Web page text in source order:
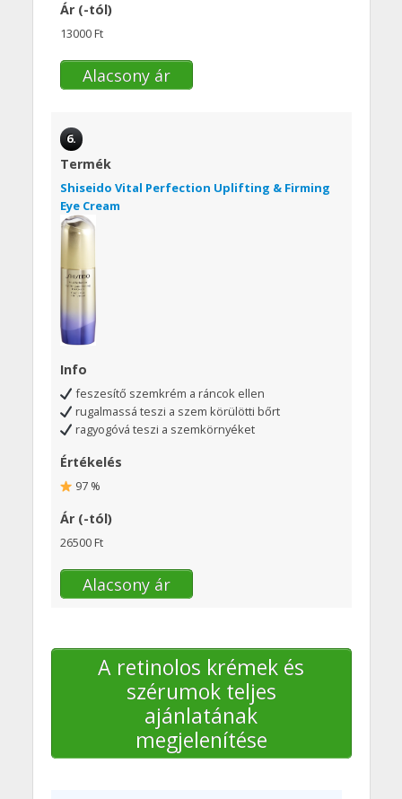
Ár (-tól)
13000 Ft
Alacsony ár
6.
Termék
Shiseido Vital Perfection Uplifting & Firming
Eye Cream
Info
feszesítő szemkrém a ráncok ellen
rugalmassá teszi a szem körülötti bőrt
ragyogóvá teszi a szemkörnyéket
Értékelés
97 %
Ár (-tól)
26500 Ft
Alacsony ár
A retinolos krémek és
szérumok teljes
ajánlatának
megjelenítése